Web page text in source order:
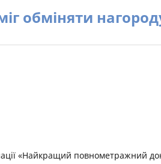
обміняти
«Найкращий повнометражний